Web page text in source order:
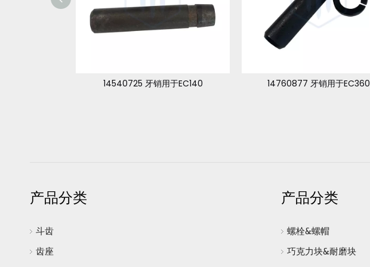
14540725 牙销用于EC140 14760877 牙销用于EC360
产品分类
斗齿
齿座
产品分类
螺栓&螺帽
巧克力块&耐磨块